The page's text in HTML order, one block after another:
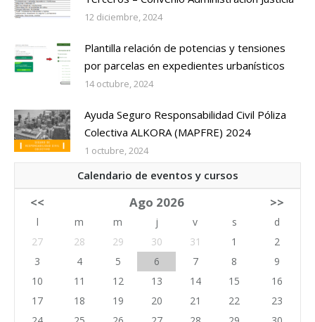
12 diciembre, 2024
Plantilla relación de potencias y tensiones
por parcelas en expedientes urbanísticos
14 octubre, 2024
Ayuda Seguro Responsabilidad Civil Póliza
Colectiva ALKORA (MAPFRE) 2024
1 octubre, 2024
Calendario de eventos y cursos
<< Ago 2026 >>
l m m j v s
d
27
28 29 30 31 1
2
3
4 5 6 7 8
9
10
11 12 13 14 15
16
17
18 19 20 21 22
23